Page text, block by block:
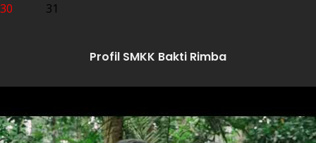
30
31
Profil SMKK Bakti Rimba